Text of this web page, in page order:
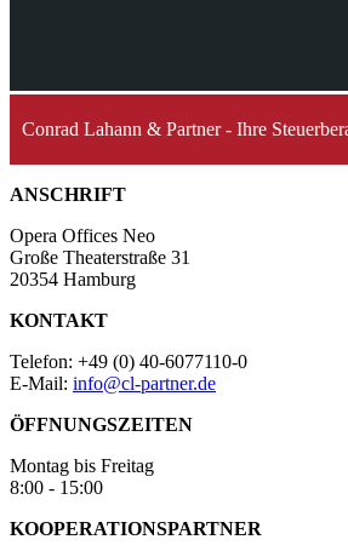
Conrad Lahann & Partner - Ihre
ANSCHRIFT
Opera Offices Neo
Große Theaterstraße 31
20354 Hamburg
KONTAKT
Telefon: +49 (0) 40-6077110-0
E-Mail: info@cl-partner.de
ÖFFNUNGSZEITEN
Montag bis Freitag
8:00 - 15:00
KOOPERATIONSPARTNER